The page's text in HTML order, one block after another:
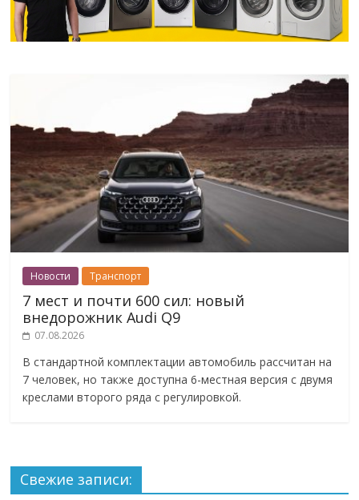
Новости Транспорт
7 мест и почти 600 сил: новый
внедорожник Audi Q9
07.08.2026
В стандартной комплектации автомобиль рассчитан на
7 человек, но также доступна 6-местная версия с двумя
креслами второго ряда с регулировкой.
Свежие записи: